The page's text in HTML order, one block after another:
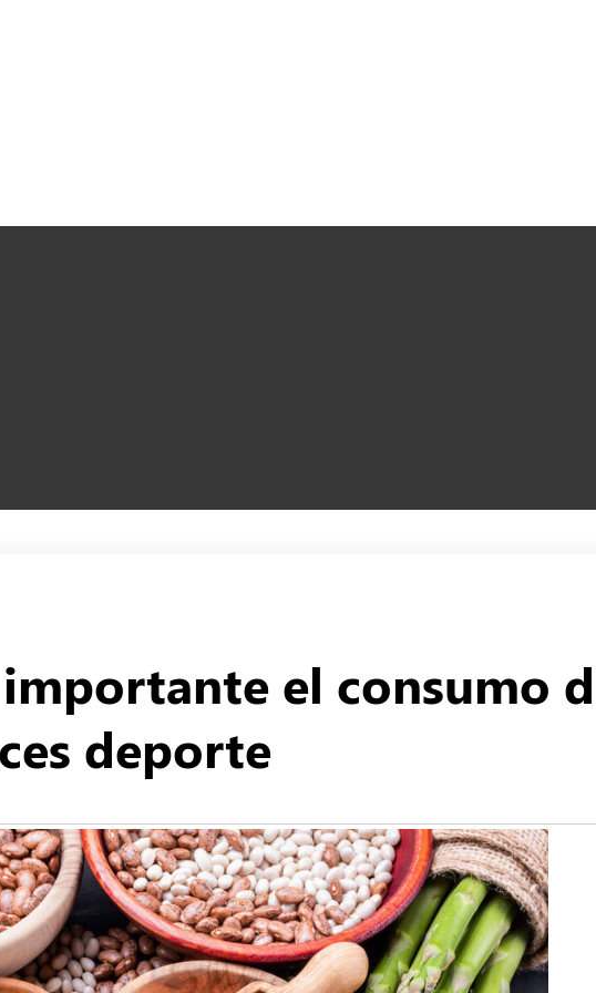
el consumo
deporte